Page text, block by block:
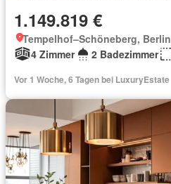
1.149.819 €
Tempelhof–Schöneberg, Berlin
4 Zimmer
2 Badezimmer
Vor 1 Woche, 6 Tagen bei LuxuryEstate